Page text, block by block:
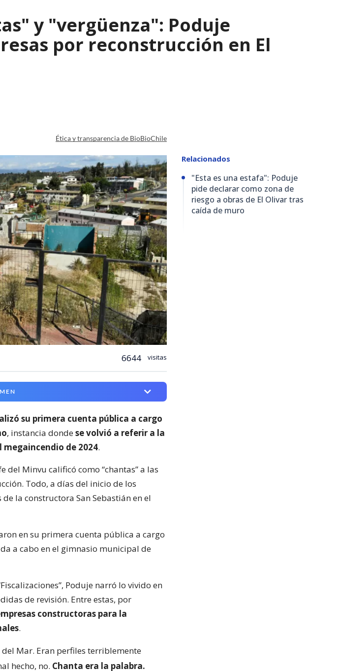
y "vergüenza": Poduje
por reconstrucción en El
Ética y transparencia de BioBioChile
6644 visitas
su primera cuenta pública a cargo
, instancia dondese volvió a referir a la
de 2024.
del Minvu calificó como “chantas” a las
Todo, a días del inicio de los
la constructora San Sebastián en el
en su primera cuenta pública a cargo
a cabo en el gimnasio municipal de
Poduje narró lo vivido en
de revisión. Entre estas, por
constructoras para la
.
del Mar. Eran perfiles terriblemente
hecho, no. Chanta era la palabra.
Relacionados
"Esta es una estafa": Poduje
pide declarar como zona de
riesgo a obras de El Olivar tras
caída de muro